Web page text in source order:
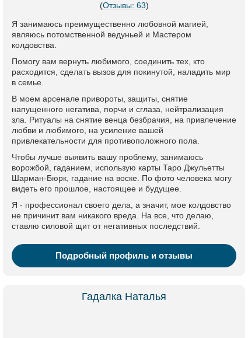
(Отзывы: 63)
Я занимаюсь преимущественно любовной магией,
являюсь потомственной ведуньей и Мастером
колдовства.
Помогу вам вернуть любимого, соединить тех, кто
расходится, сделать вызов для покинутой, наладить мир
в семье.
В моем арсенале привороты, защиты, снятие
напущенного негатива, порчи и сглаза, нейтрализация
зла. Ритуалы на снятие венца безбрачия, на привлечение
любви и любимого, на усиление вашей
привлекательности для противоположного пола.
Чтобы лучше выявить вашу проблему, занимаюсь
ворожбой, гаданием, использую карты Таро Джульетты
Шарман-Бюрк, гадание на воске. По фото человека могу
видеть его прошлое, настоящее и будущее.
Я - профессионал своего дела, а значит, мое колдовство
не причинит вам никакого вреда. На все, что делаю,
ставлю силовой щит от негативных последствий.
Подробный профиль и отзывы
Гадалка Наталья